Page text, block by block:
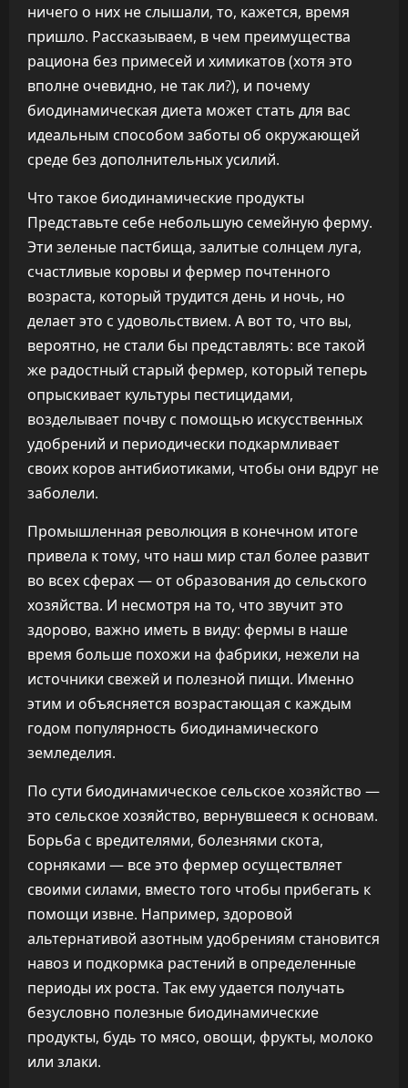
ничего о них не слышали, то, кажется, время
пришло. Рассказываем, в чем преимущества
рациона без примесей и химикатов (хотя это
вполне очевидно, не так ли?), и почему
биодинамическая диета может стать для вас
идеальным способом заботы об окружающей
среде без дополнительных усилий.
Что такое биодинамические продукты
Представьте себе небольшую семейную ферму.
Эти зеленые пастбища, залитые солнцем луга,
счастливые коровы и фермер почтенного
возраста, который трудится день и ночь, но
делает это с удовольствием. А вот то, что вы,
вероятно, не стали бы представлять: все такой
же радостный старый фермер, который теперь
опрыскивает культуры пестицидами,
возделывает почву с помощью искусственных
удобрений и периодически подкармливает
своих коров антибиотиками, чтобы они вдруг не
заболели.
Промышленная революция в конечном итоге
привела к тому, что наш мир стал более развит
во всех сферах — от образования до сельского
хозяйства. И несмотря на то, что звучит это
здорово, важно иметь в виду: фермы в наше
время больше похожи на фабрики, нежели на
источники свежей и полезной пищи. Именно
этим и объясняется возрастающая с каждым
годом популярность биодинамического
земледелия.
По сути биодинамическое сельское хозяйство —
это сельское хозяйство, вернувшееся к основам.
Борьба с вредителями, болезнями скота,
сорняками — все это фермер осуществляет
своими силами, вместо того чтобы прибегать к
помощи извне. Например, здоровой
альтернативой азотным удобрениям становится
навоз и подкормка растений в определенные
периоды их роста. Так ему удается получать
безусловно полезные биодинамические
продукты, будь то мясо, овощи, фрукты, молоко
или злаки.